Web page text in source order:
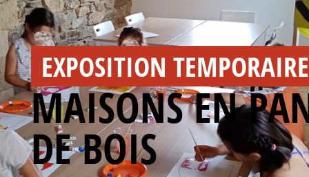
EXPOSITION TEMPORAIRE
MAISONS EN
DE BOIS